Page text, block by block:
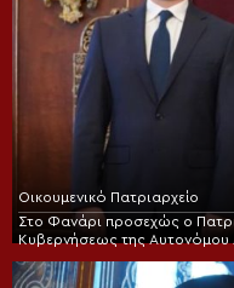
Οικουμενικό Πατριαρχείο
Στο Φανάρι προσεχώς ο
Κυβερνήσεως της Αυτονόμου